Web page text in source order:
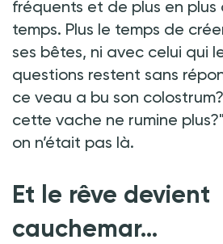
fréquents et de plus en plus
temps. Plus le temps de
ses bêtes, ni avec celui qui
questions restent sans
ce veau a bu son
cette vache ne rumine
on n’était pas là.
Et le rêve devient
cauchemar…